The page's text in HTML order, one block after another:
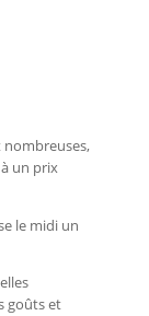
à un prix
le midi un
goûts et